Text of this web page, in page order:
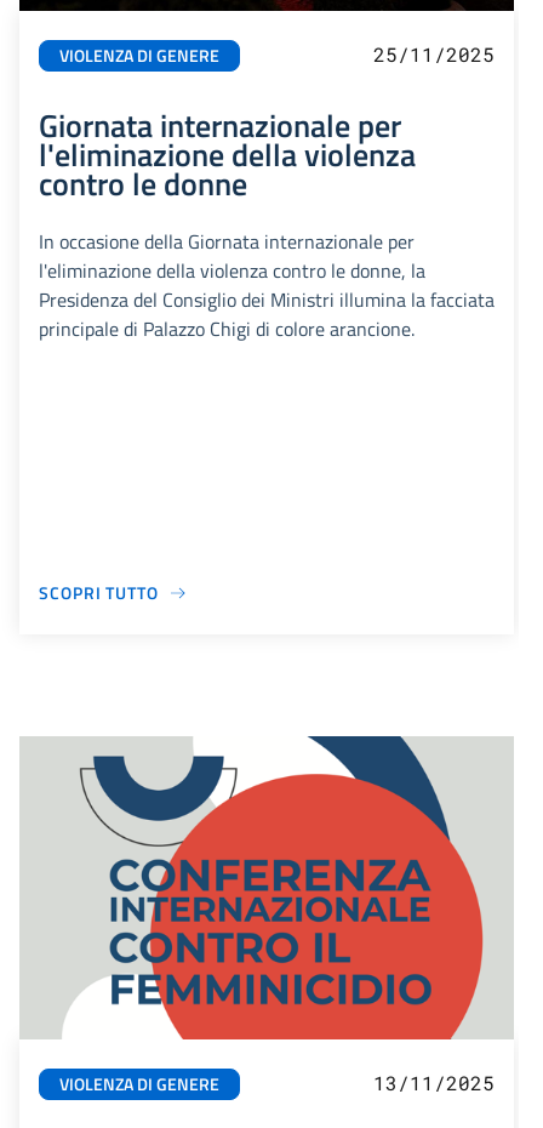
VIOLENZA DI GENERE 25/11/2025
Giornata internazionale per
l'eliminazione della violenza
contro le donne
In occasione della Giornata internazionale per
l'eliminazione della violenza contro le donne, la
Presidenza del Consiglio dei Ministri illumina la facciata
principale di Palazzo Chigi di colore arancione.
SCOPRI TUTTO
VIOLENZA DI GENERE 13/11/2025